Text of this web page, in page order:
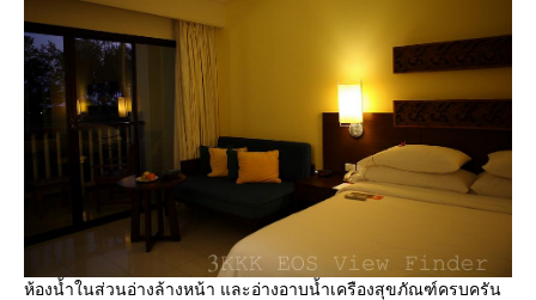
ห้องน้ำในส่วนอ่างล้างหน้า และอ่างอาบน้ำเครืองสุขภัณฑ์ครบครัน